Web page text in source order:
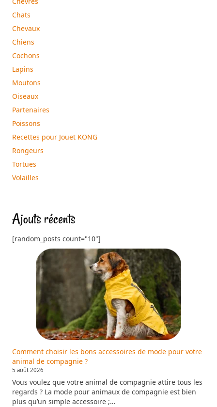
Chats
Chevaux
Chiens
Cochons
Lapins
Moutons
Oiseaux
Partenaires
Poissons
Recettes pour Jouet KONG
Rongeurs
Tortues
Volailles
Ajouts récents
[random_posts count="10"]
Comment choisir les bons accessoires de mode pour votre
animal de compagnie ?
5 août 2026
Vous voulez que votre animal de compagnie attire tous les
regards ? La mode pour animaux de compagnie est bien
plus qu’un simple accessoire ;…